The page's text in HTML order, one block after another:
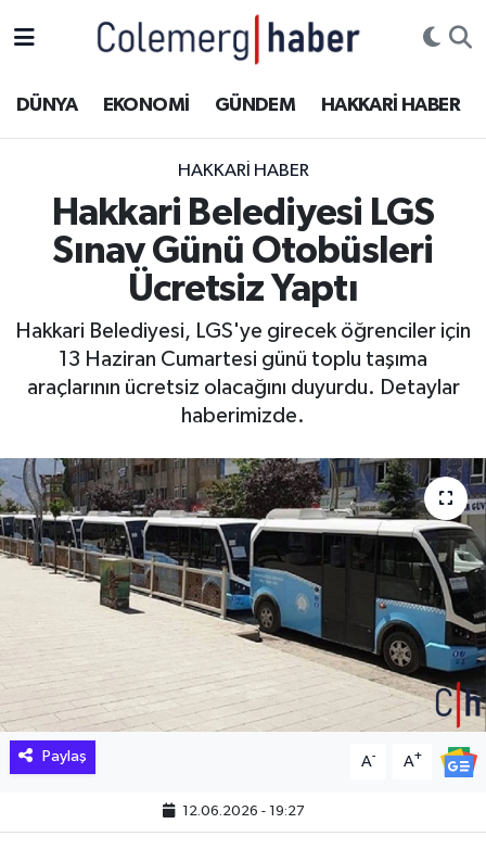
DÜNYA EKONOMİ GÜNDEM HAKKARİ HABER
HAKKARI HABER
Hakkari Belediyesi LGS
Sınav Günü Otobüsleri
Ücretsiz Yaptı
Hakkari Belediyesi, LGS'ye girecek öğrenciler için
13 Haziran Cumartesi günü toplu taşıma
araçlarının ücretsiz olacağını duyurdu. Detaylar
haberimizde.
Paylaş A- A+
12.06.2026 - 19:27
ASAYİŞ
DOĞA
EĞİTİM
GÜNDEM
Hakkari Haber
İLGİNÇ HABERLER
KÜLTÜR SANAT
MAGAZİN
Hakkâri Hava Durumu
Hakkari Namaz Vakitleri
Hakkâri Trafik Yoğunluk Haritası
Süper Lig Puan Durumu ve Fikstür
Tüm Manşetler
Son Dakika Haberleri
Haber Arşivi